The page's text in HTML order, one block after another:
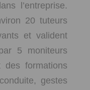
l’entreprise.
20 tuteurs
et valident
5 moniteurs
des formations
gestes